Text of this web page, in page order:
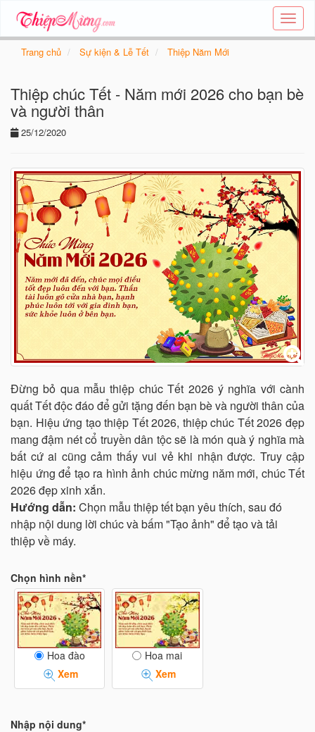
Tạo
thiệp
các
chủ
Trang chủ Sự kiện & Lễ Tết Thiệp Năm Mới
Thiệp chúc Tết - Năm mới 2026 cho bạn bè
và người thân
25/12/2020
Đừng bỏ qua mẫu thiệp chúc Tết 2026 ý nghĩa với cành
quất Tết độc đáo để gửi tặng đến bạn bè và người thân của
bạn. Hiệu ứng tạo thiệp Tết 2026, thiệp chúc Tết 2026 đẹp
mang đậm nét cổ truyền dân tộc sẽ là món quà ý nghĩa mà
bất cứ ai cũng cảm thấy vui vẻ khi nhận được. Truy cập
hiệu ứng để tạo ra hình ảnh chúc mừng năm mới, chúc Tết
2026 đẹp xinh xắn.
Hướng dẫn: Chọn mẫu thiệp tết bạn yêu thích, sau đó
nhập nội dung lời chúc và bấm "Tạo ảnh" để tạo và tải
thiệp về máy.
Chọn hình nền*
Hoa đào
Xem
Hoa mai
Xem
Nhập nội dung*